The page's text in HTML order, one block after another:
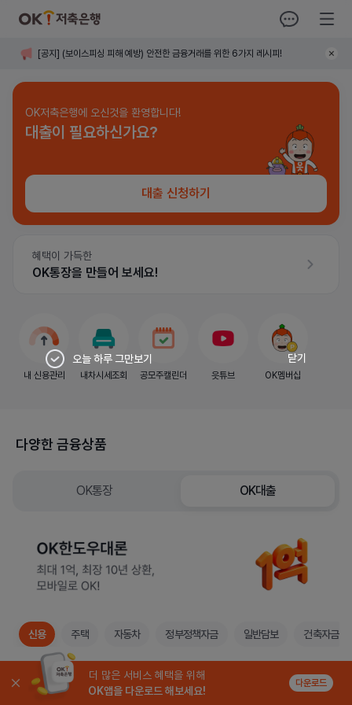
OK저축은행 오키톡 전체메뉴
[공지 ] (보이스피싱 피해 예방) 안전한 금융거래를 위한 6가지 레시피!
공지
OK저축은행에 오신것을 환영합니다!
대출이 필요하신가요?
대출 신청하기
혜택이 가득한
OK통장을 만들어 보세요!
내 신용관리 내차시세조회 공모주캘린더 읏튜브 OK멤버십
다양한 금융상품
OK통장 OK대출
신용 주택 자동차 정부정책자금 일반담보 건축자금
OK중금리생활안정대출
생활안정을 위한 중금리 신용대출
더 많은 서비스 혜택을 위해
OK앱을 다운로드 해보세요!
다운로드
오늘 하루 그만보기 닫기